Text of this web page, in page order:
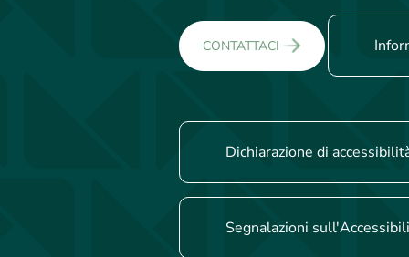
CONTATTACI
Dichiarazione di
Segnalazioni